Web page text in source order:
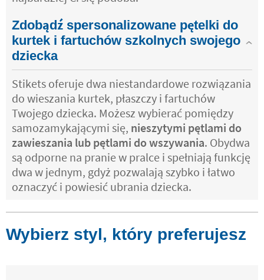
Zdobądź spersonalizowane pętelki do
kurtek i fartuchów szkolnych swojego
dziecka
Stikets oferuje dwa niestandardowe rozwiązania
do wieszania kurtek, płaszczy i fartuchów
Twojego dziecka. Możesz wybierać pomiędzy
samozamykającymi się, nieszytymi pętlami do
zawieszania lub pętlami do wszywania. Obydwa
są odporne na pranie w pralce i spełniają funkcję
dwa w jednym, gdyż pozwalają szybko i łatwo
oznaczyć i powiesić ubrania dziecka.
Wybierz styl, który preferujesz